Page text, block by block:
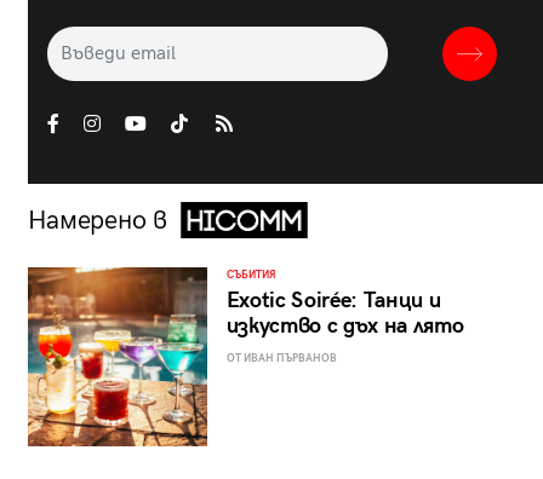
Намерено в
СЪБИТИЯ
Exotic Soirée: Танци и
изкуство с дъх на лято
ОТ ИВАН ПЪРВАНОВ